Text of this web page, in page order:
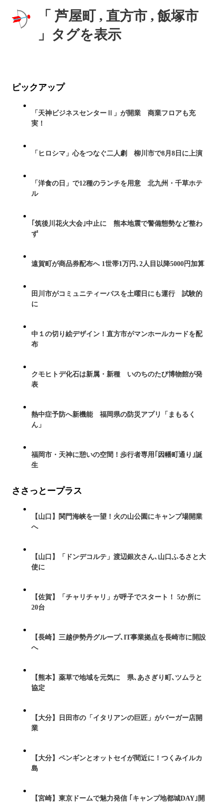
「 芦屋町 , 直方市 , 飯塚市
」タグを表示
ピックアップ
「天神ビジネスセンターⅡ」が開業 商業フロアも充
実！
「ヒロシマ」心をつなぐ二人劇 柳川市で8月8日に上演
「洋食の日」で12種のランチを用意 北九州・千草ホテ
ル
｢筑後川花火大会｣中止に 熊本地震で警備態勢など整わ
ず
遠賀町が商品券配布へ 1世帯1万円､2人目以降5000円加算
田川市がコミュニティーバスを土曜日にも運行 試験的
に
中１の切り絵デザイン！直方市がマンホールカードを配
布
クモヒトデ化石は新属・新種 いのちのたび博物館が発
表
熱中症予防へ新機能 福岡県の防災アプリ「まもるく
ん」
福岡市・天神に憩いの空間！歩行者専用｢因幡町通り｣誕
生
ささっとープラス
【山口】関門海峡を一望！火の山公園にキャンプ場開業
へ
【山口】「ドンデコルテ」渡辺銀次さん､山口ふるさと大
使に
【佐賀】「チャリチャリ」が呼子でスタート！ 5か所に
20台
【長崎】三越伊勢丹グループ､IT事業拠点を長崎市に開設
へ
【熊本】薬草で地域を元気に 県､あさぎり町､ツムラと
協定
【大分】日田市の「イタリアンの巨匠」がバーガー店開
業
【大分】ペンギンとオットセイが間近に！つくみイルカ
島
【宮崎】東京ドームで魅力発信 ｢キャンプ地都城DAY｣開